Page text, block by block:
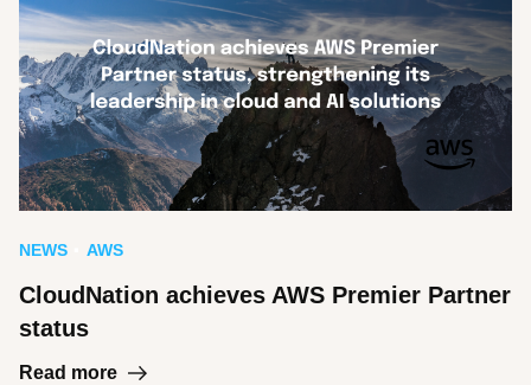
NEWS AWS
CloudNation achieves AWS Premier Partner
status
Read more